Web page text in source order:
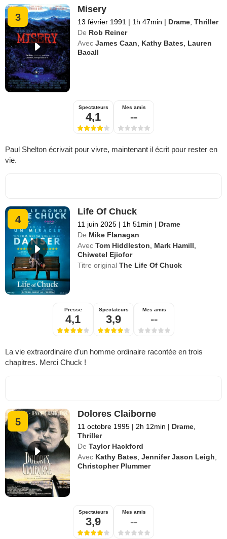
3
Misery
13 février 1991 | 1h 47min | Drame ,Thriller
De Rob Reiner
Avec James Caan Kathy Bates
Lauren
Bacall
Spectateurs
4,1
Mes amis
--
Paul Shelton écrivait pour vivre, maintenant il écrit pour rester en
vie.
4
Life Of Chuck
11 juin 2025 | 1h 51min | Drame
De Mike Flanagan
Avec Tom Hiddleston Mark Hamill
Chiwetel Ejiofor
Titre originalThe Life Of Chuck
Presse
4,1
Spectateurs
3,9
Mes amis
--
La vie extraordinaire d’un homme ordinaire racontée en trois
chapitres. Merci Chuck !
5
Dolores Claiborne
11 octobre 1995 | 2h 12min | Drame
Thriller
De Taylor Hackford
Avec Kathy Bates ,Jennifer Jason Leigh
Christopher Plummer
Spectateurs
3,9
Mes amis
--